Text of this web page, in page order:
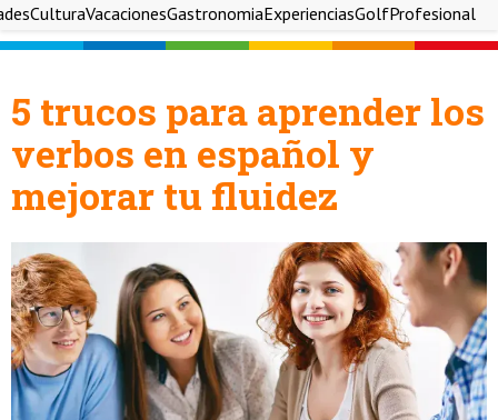
CulturaVacacionesGastronomiaExperienciasGolfProfesional
5 trucos para aprender los
verbos en español y
mejorar tu fluidez